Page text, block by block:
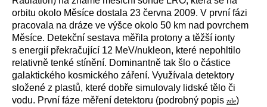
orbitu okolo Měsíce dostala 23 června 2009. V první fázi
pracovala na dráze ve výšce okolo 50 km nad povrchem
Měsíce. Detekční sestava měřila protony a těžší ionty
s energií překračující 12 MeV/nukleon, které nepohltilo
relativně tenké stínění. Dominantně tak šlo o částice
galaktického kosmického záření. Využívala detektory
složené z plastů, které dobře simulovaly lidské tělo či
vodu. První fáze měření detektoru (podrobný popis zde)